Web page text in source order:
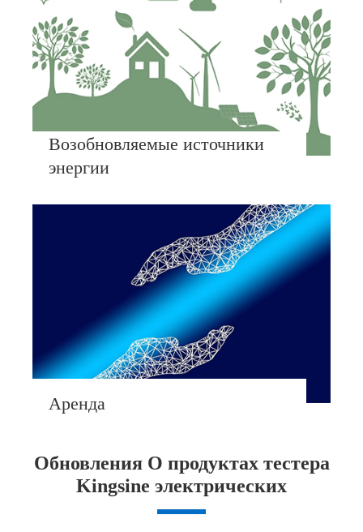
Возобновляемые источники
энергии
Аренда
Обновления О продуктах тестера
Kingsine электрических